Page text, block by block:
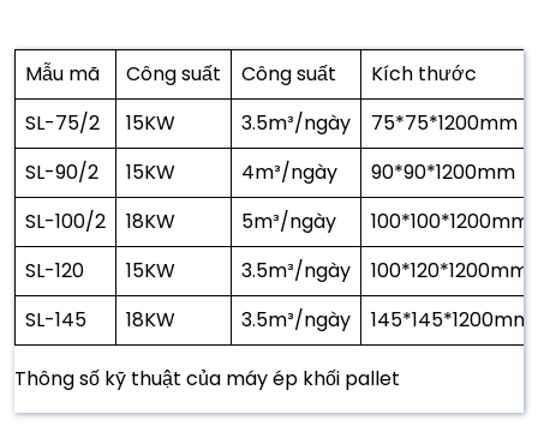
Mẫu mã Công suất Công suất
Kích thước
SL-75/2
15KW 3.5m³/ngày
75*75*1200mm
SL-90/2
15KW 4m³/ngày
90*90*1200mm
SL-100/2
18KW 5m³/ngày
100*100*1200mm
SL-120
15KW 3.5m³/ngày
100*120*1200mm
SL-145
18KW 3.5m³/ngày 145*145*1200mm
Thông số kỹ thuật của máy ép khối pallet